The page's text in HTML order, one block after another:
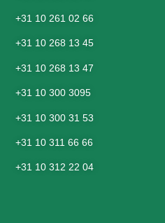
+31 10 261 02 66
+31 10 268 13 45
+31 10 268 13 47
+31 10 300 3095
+31 10 300 31 53
+31 10 311 66 66
+31 10 312 22 04